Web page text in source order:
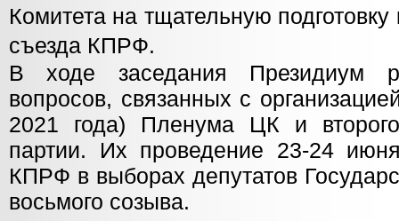
Комитета на тщательную
съезда КПРФ.
В ходе заседания Президиум
вопросов, связанных с
2021 года) Пленума ЦК и
партии. Их проведение 23-24
КПРФ в выборах депутатов
восьмого созыва.